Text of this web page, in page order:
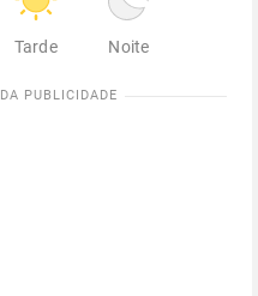
Tarde Noite